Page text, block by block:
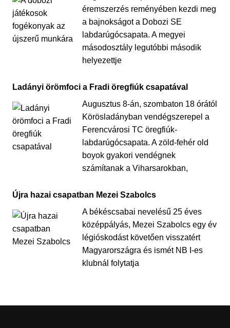
éremszerzés reményében kezdi meg
a bajnokságot a Dobozi SE
labdarúgócsapata. A megyei
másodosztály legutóbbi második
helyezettje
Ladányi örömfoci a Fradi öregfiúk csapatával
Augusztus 8-án, szombaton 18 órától
Körösladányban vendégszerepel a
Ferencvárosi TC öregfiúk-
labdarúgócsapata. A zöld-fehér old
boyok gyakori vendégnek
számítanak a Viharsarokban,
Újra hazai csapatban Mezei Szabolcs
A békéscsabai nevelésű 25 éves
középpályás, Mezei Szabolcs egy év
légióskodást követően visszatért
Magyarországra és ismét NB I-es
klubnál folytatja